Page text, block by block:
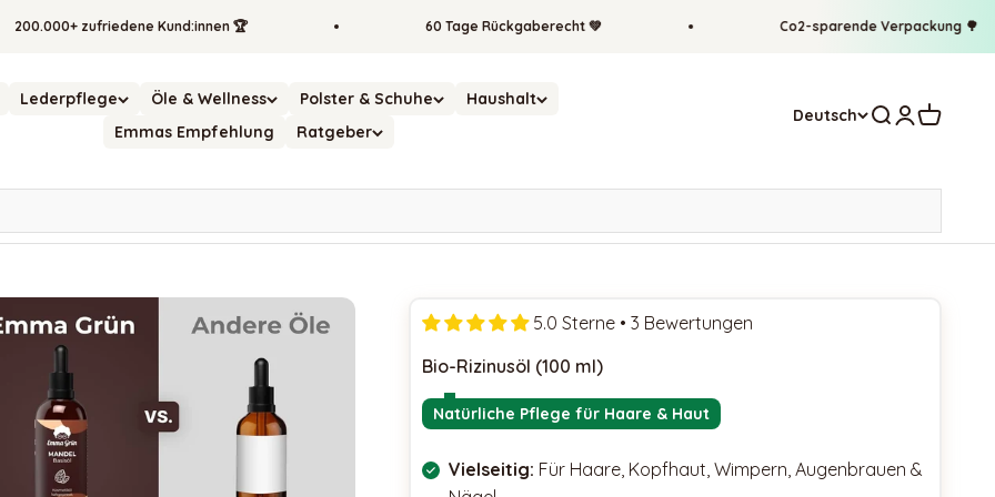
zufriedene Kund:innen 🏆 60 Tage Rückgaberecht 💚 Co2-sparende Verpackung 🌳
Lederpflege Öle & Wellness Polster & Schuhe
Haushalt
Emmas Empfehlung
Ratgeber
Deutsch Suche öffnen
5.0 Sterne • 3 Bewertungen
Bio-Rizinusöl (100 ml)
Natürliche Pflege für Haare & Haut
Vielseitig: Für Haare, Kopfhaut, Wimpern, Augenbrauen &